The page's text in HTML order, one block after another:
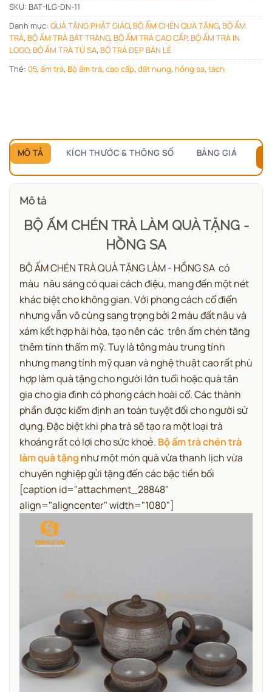
Giá đang ẩn — xác nhận bạn thuộc nhóm nào để hiện đúng
bảng giá.
Chỉ hỏi1 lần duy nhất , các sản phẩm sau tự mở.
SKU: BAT-ILG-DN-11
Danh mục: QUÀ TẶNG PHẬT GIÁO, BỘ ẤM CHÉN QUÀ TẶNG, BỘ ẤM
TRÀ, BỘ ẤM TRÀ BÁT TRÀNG, BỘ ẤM TRÀ CAO CẤP, BỘ ẤM TRÀ IN
LOGO, BỘ ẤM TRÀ TỬ SA, BỘ TRÀ ĐẸP BÁN LẺ
Thẻ: 05, ấm trà, Bộ ấm trà, cao cấp, đất nung, hồng sa, tách
MÔ TẢ KÍCH THƯỚC & THÔNG SỐ BẢNG GIÁ
Mô tả
BỘ ẤM CHÉN TRÀ LÀM QUÀ TẶNG -
HỒNG SA
BỘ ẤM CHÉN TRÀ QUÀ TẶNG LÀM - HỒNG SA có
màu nâu sáng có quai cách điệu, mang đến một nét
khác biệt cho không gian.Với phong cách cổ điển
nhưng vẫn vô cùng sang trọng bởi 2 màu đất nâu và
xám kết hợp hài hòa, tạo nên các trên ấm chén tăng
thêm tính thẩm mỹ.Tuy là tông màu trung tính
nhưng mang tính mỹ quan và nghệ thuật cao rất phù
hợp làm quà tặng cho người lớn tuổi hoặc quà tân
gia cho gia đình có phong cách hoài cổ.Các thành
phần được kiểm định an toàn tuyệt đối cho người sử
dụng.Đặc biệt khi pha trà sẽ tạo ra một loại trà
khoáng rất có lợi cho sức khoẻ. Bộ ấm trà chén trà
làm quà tặng như một món quà vừa thanh lịch vừa
chuyên nghiệp gửi tặng đến các bậc tiền bối
[caption id="attachment_28848"
align="aligncenter" width="1080"]